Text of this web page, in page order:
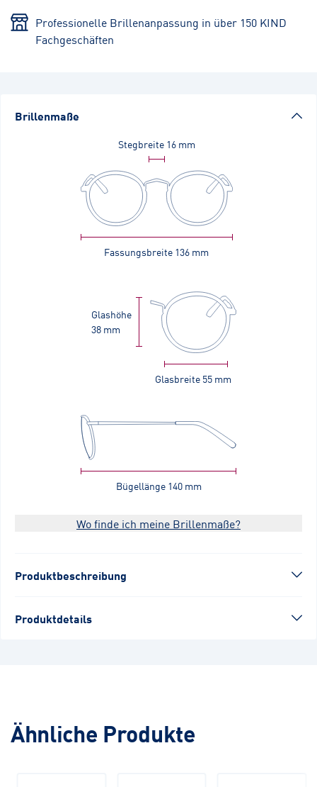
Professionelle Brillenanpassung in über 150 KIND
Fachgeschäften
Brillenmaße
Stegbreite 16 mm
Fassungsbreite 136 mm
Glasbreite 55 mm
Glashöhe
38 mm
Bügellänge 140 mm
Wo finde ich meine Brillenmaße?
Produktbeschreibung
Produktdetails
Ähnliche Produkte